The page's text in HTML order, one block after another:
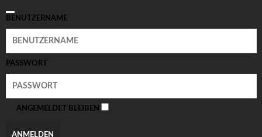
BENUTZERNAME
PASSWORT
ANGEMELDET BLEIBEN
ANMELDEN